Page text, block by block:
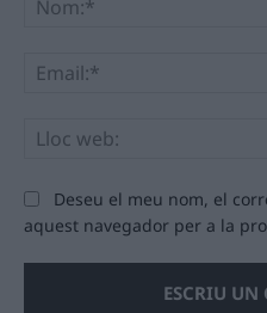
Deseu el meu nom, el
aquest navegador per a la